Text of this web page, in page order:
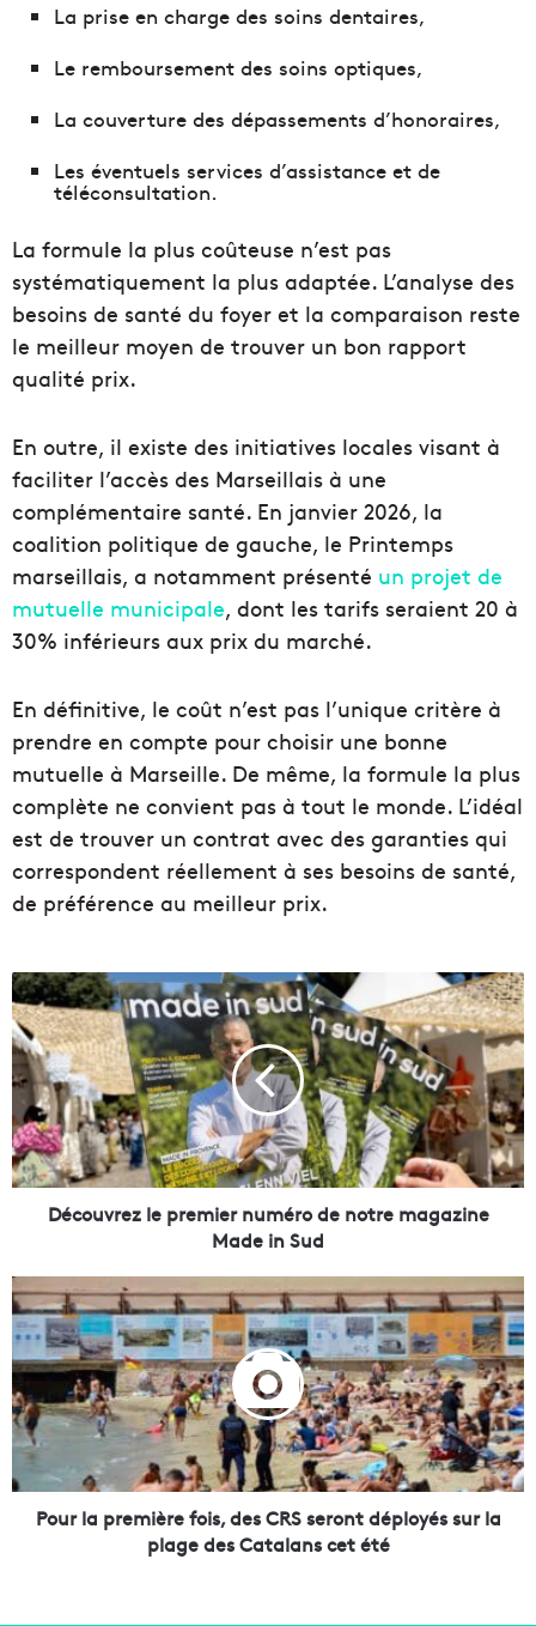
La prise en charge des soins dentaires,
Le remboursement des soins optiques,
La couverture des dépassements d’honoraires,
Les éventuels services d’assistance et de
téléconsultation.
La formule la plus coûteuse n’est pas
systématiquement la plus adaptée. L’analyse des
besoins de santé du foyer et la comparaison reste
le meilleur moyen de trouver un bon rapport
qualité prix.
En outre, il existe des initiatives locales visant à
faciliter l’accès des Marseillais à une
complémentaire santé. En janvier 2026, la
coalition politique de gauche, le Printemps
marseillais, a notamment présenté un projet de
mutuelle municipale, dont les tarifs seraient 20 à
30% inférieurs aux prix du marché.
En définitive, le coût n’est pas l’unique critère à
prendre en compte pour choisir une bonne
mutuelle à Marseille. De même, la formule la plus
complète ne convient pas à tout le monde. L’idéal
est de trouver un contrat avec des garanties qui
correspondent réellement à ses besoins de santé,
de préférence au meilleur prix.
D
é
c
o
u
v
r
e
z
r
e
m
i
e
r
n
m
Découvrez le premier numéro de notre magazine
Made in Sud
P
o
u
r
l
a
p
e
Pour la première fois, des CRS seront déployés sur la
plage des Catalans cet été